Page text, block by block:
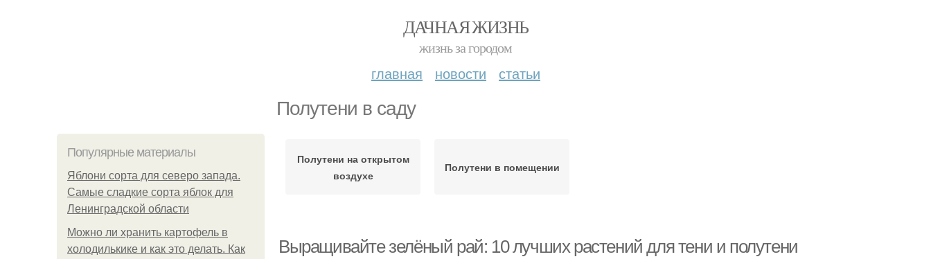
ДАЧНАЯ ЖИЗНЬ
жизнь за городом
главная новости статьи
Полутени в саду
Популярные материалы
Яблони сорта для северо запада.
Самые сладкие сорта яблок для
Ленинградской области
Можно ли хранить картофель в
холодилькике и как это делать. Как
Полутени на открытом
воздухе
Полутени в помещении
Выращивайте зелёный рай: 10 лучших растений для тени и полутени